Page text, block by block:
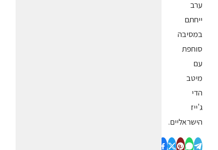
ערב
ייחתם
במסיבה
סוחפת
עם
מיטב
הדי
ג'ייז
הישראליים.